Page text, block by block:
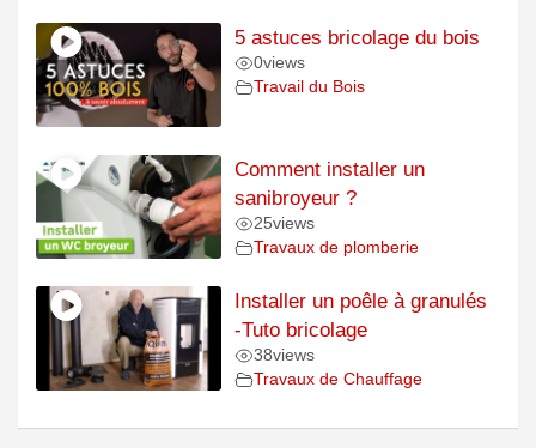
5 astuces bricolage du bois
0views
Travail du Bois
Comment installer un
sanibroyeur ?
25views
Travaux de plomberie
Installer un poêle à granulés
-Tuto bricolage
38views
Travaux de Chauffage